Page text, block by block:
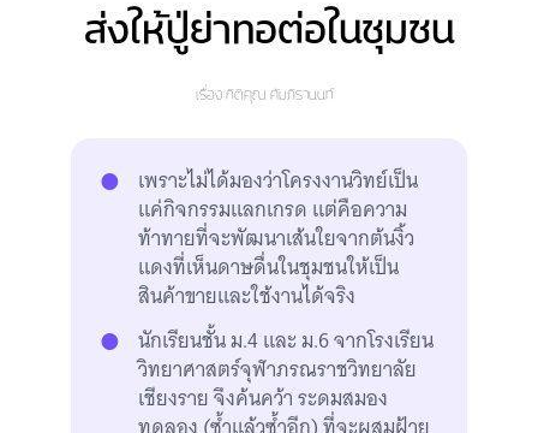
ส่งให้ปู่ย่าทอต่อในชุมชน
เรื่อง กิติคุณ คัมภิรานนท์
เพราะไม่ได้มองว่าโครงงานวิทย์เป็น
แค่กิจกรรมแลกเกรด แต่คือความ
ท้าทายที่จะพัฒนาเส้นใยจากต้นงิ้ว
แดงที่เห็นดาษดื่นในชุมชนให้เป็น
สินค้าขายและใช้งานได้จริง
นักเรียนชั้น ม.4 และ ม.6 จากโรงเรียน
วิทยาศาสตร์จุฬาภรณราชวิทยาลัย
เชียงราย จึงค้นคว้า ระดมสมอง